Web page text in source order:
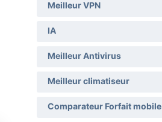
Meilleur VPN
IA
Meilleur Antivirus
Meilleur climatiseur
Comparateur Forfait mobile